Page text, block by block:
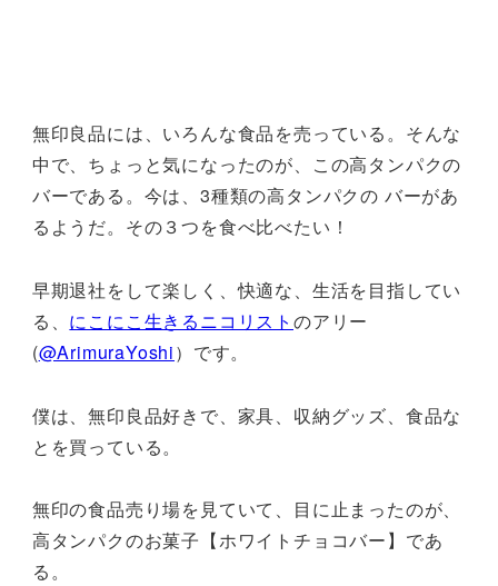
無印良品には、いろんな食品を売っている。そんな
中で、ちょっと気になったのが、この高タンパクの
バーである。今は、3種類の高タンパクの バーがあ
るようだ。その３つを食べ比べたい！
早期退社をして楽しく、快適な、生活を目指してい
る、 にこにこ生きるニコリストのアリー
(@ArimuraYoshi）です。
僕は、無印良品好きで、家具、収納グッズ、食品な
とを買っている。
無印の食品売り場を見ていて、目に止まったのが、
高タンパクのお菓子【ホワイトチョコバー】であ
る。